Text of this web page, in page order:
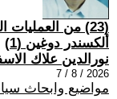
(23) من
ألكسندر دوغين (1)
نورالدين علاك
2026 / 8 / 7
مواضيع وابحاث